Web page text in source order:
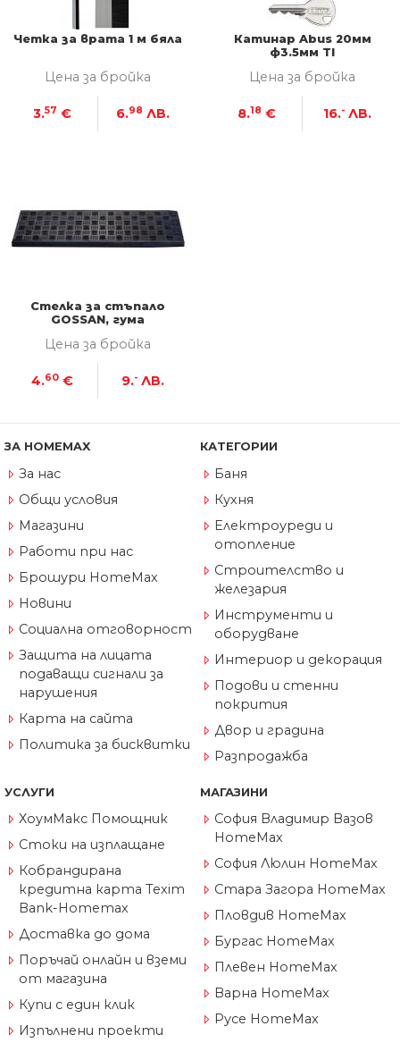
Четка за врата 1 м бяла
Цена за бройка
3.57 € 6.98 ЛВ.
Катинар Abus 20мм
ф3.5мм TI
Цена за бройка
8.18 € 16.- ЛВ.
Стелка за стъпало
GOSSAN, гума
Цена за бройка
4.60 € 9.- ЛВ.
ЗА HOMEMAX
За нас
Общи условия
Магазини
Работи при нас
Брошури HomeMax
Новини
Социална отговорност
Защита на лицата
подаващи сигнали за
нарушения
Карта на сайта
Политика за бисквитки
КАТЕГОРИИ
Баня
Кухня
Електроуреди и
отопление
Строителство и
железария
Инструменти и
оборудване
Интериор и декорация
Подови и стенни
покрития
Двор и градина
Разпродажба
УСЛУГИ
ХоумМакс Помощник
Стоки на изплащане
Кобрандирана
кредитна карта Texim
Bank-Homemax
Доставка до дома
Поръчай онлайн и вземи
от магазина
Купи с един клик
Изпълнени проекти
МАГАЗИНИ
София Владимир Вазов
HomeMax
София Люлин HomeMax
Стара Загора HomeMax
Пловдив HomeMax
Бургас HomeMax
Плевен HomeMax
Варна HomeMax
Русе HomeMax